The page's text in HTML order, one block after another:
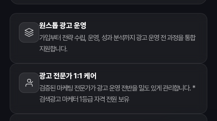
원스톱 광고 운영
가입부터 전략 수립, 운영, 성과 분석까지 광고 운영 전 과정을 통합
지원합니다.
광고 전문가 1:1 케어
검증된 마케팅 전문가가 광고 운영 전반을 밀도 있게 관리합니다. *
검색광고 마케터 1등급 자격 전원 보유